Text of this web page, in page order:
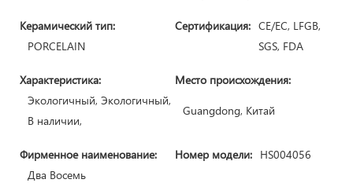
Керамический тип:
PORCELAIN
Сертификация: CE/ЕС, LFGB,
SGS, FDA
Характеристика:
Экологичный, Экологичный,
В наличии,
Место происхождения:
Guangdong, Китай
Фирменное наименование:
Два Восемь
Номер модели: HS004056